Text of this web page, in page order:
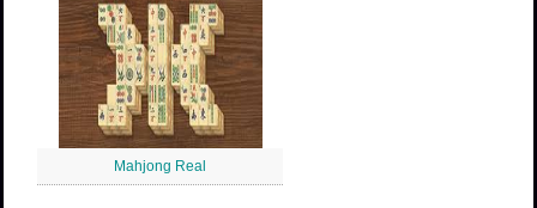
Mahjong Real